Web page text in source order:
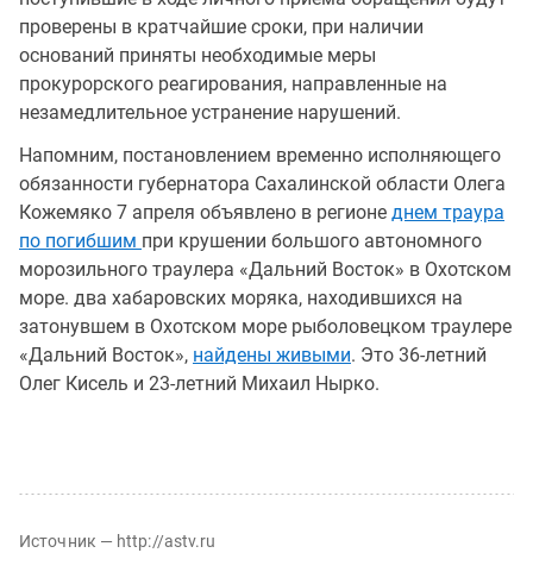
проверены в кратчайшие сроки, при наличии
оснований приняты необходимые меры
прокурорского реагирования, направленные на
незамедлительное устранение нарушений.
Напомним, постановлением временно исполняющего
обязанности губернатора Сахалинской области Олега
Кожемяко 7 апреля объявлено в регионе днем траура
по погибшим при крушении большого автономного
морозильного траулера «Дальний Восток» в Охотском
море. два хабаровских моряка, находившихся на
затонувшем в Охотском море рыболовецком траулере
«Дальний Восток», найдены живыми. Это 36-летний
Олег Кисель и 23-летний Михаил Нырко.
Источник — http://astv.ru